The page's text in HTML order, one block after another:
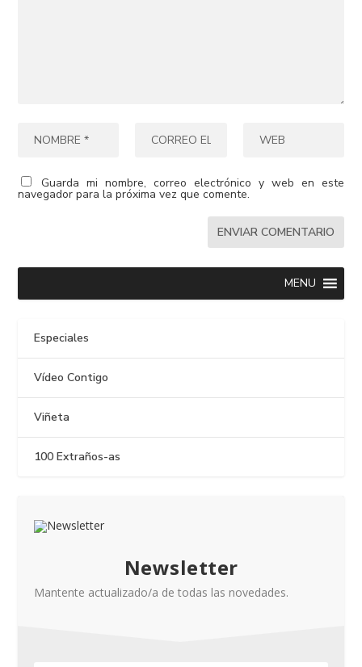
Guarda mi nombre, correo electrónico y web en este
navegador para la próxima vez que comente.
MENU
Especiales
Vídeo Contigo
Viñeta
100 Extraños-as
Newsletter
Mantente actualizado/a de todas las novedades.